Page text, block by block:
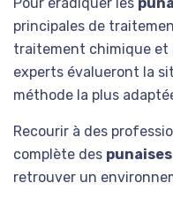
principales de
traitement chimique et
experts évalueront la
méthode la plus
Recourir à des
complète des
retrouver un